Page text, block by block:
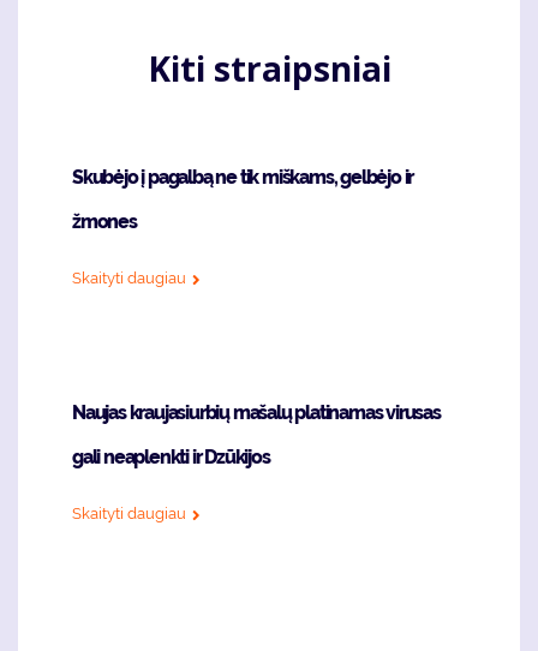
Kiti straipsniai
Skubėjo į pagalbą ne tik miškams, gelbėjo ir
žmones
Skaityti daugiau
Naujas kraujasiurbių mašalų platinamas virusas
gali neaplenkti ir Dzūkijos
Skaityti daugiau